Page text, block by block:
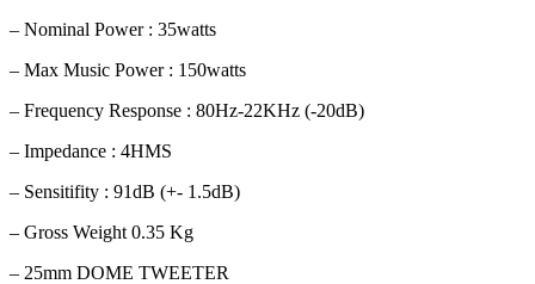
– Nominal Power : 35watts
– Max Music Power : 150watts
– Frequency Response : 80Hz-22KHz (-20dB)
– Impedance : 4HMS
– Sensitifity : 91dB (+- 1.5dB)
– Gross Weight 0.35 Kg
– 25mm DOME TWEETER